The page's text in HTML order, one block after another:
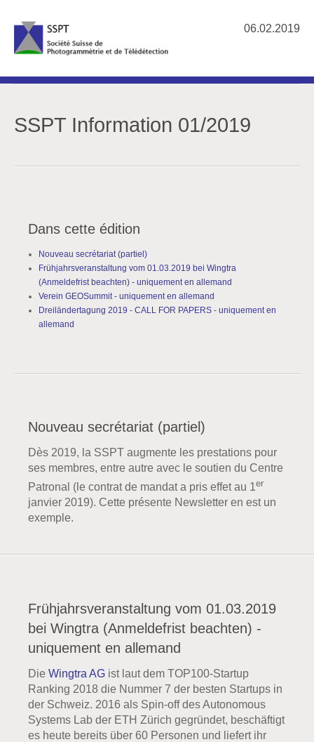
06.02.2019
SSPT Information 01/2019
Dans cette édition
Nouveau secrétariat (partiel)
Frühjahrsveranstaltung vom 01.03.2019 bei Wingtra
(Anmeldefrist beachten) - uniquement en allemand
Verein GEOSummit - uniquement en allemand
Dreiländertagung 2019 - CALL FOR PAPERS - uniquement en
allemand
Nouveau secrétariat (partiel)
Dès 2019, la SSPT augmente les prestations pour
ses membres, entre autre avec le soutien du Centre
Patronal (le contrat de mandat a pris effet au 1er
janvier 2019). Cette présente Newsletter en est un
exemple.
Frühjahrsveranstaltung vom 01.03.2019
bei Wingtra (Anmeldefrist beachten) -
uniquement en allemand
Die Wingtra AG ist laut dem TOP100-Startup
Ranking 2018 die Nummer 7 der besten Startups in
der Schweiz. 2016 als Spin-off des Autonomous
Systems Lab der ETH Zürich gegründet, beschäftigt
es heute bereits über 60 Personen und liefert ihr